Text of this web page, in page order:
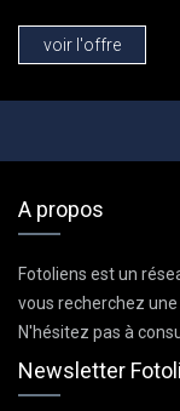
voir l'offre
A propos
Fotoliens est un
vous recherchez
N'hésitez pas à
Newsletter